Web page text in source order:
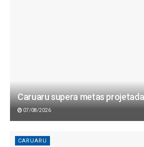
Caruaru supera metas
07/08/2026
CARUARU